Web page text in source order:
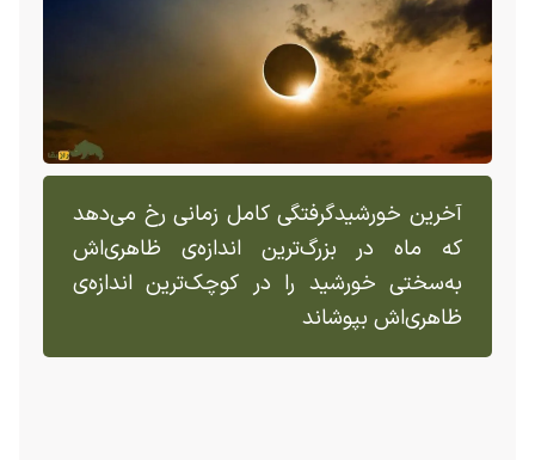
آخرین خورشیدگرفتگی کامل زمانی رخ می‌دهد
که ماه در بزرگ‌ترین اندازه‌ی ظاهری‌اش
به‌سختی خورشید را در کوچک‌ترین اندازه‌ی
ظاهری‌اش بپوشاند